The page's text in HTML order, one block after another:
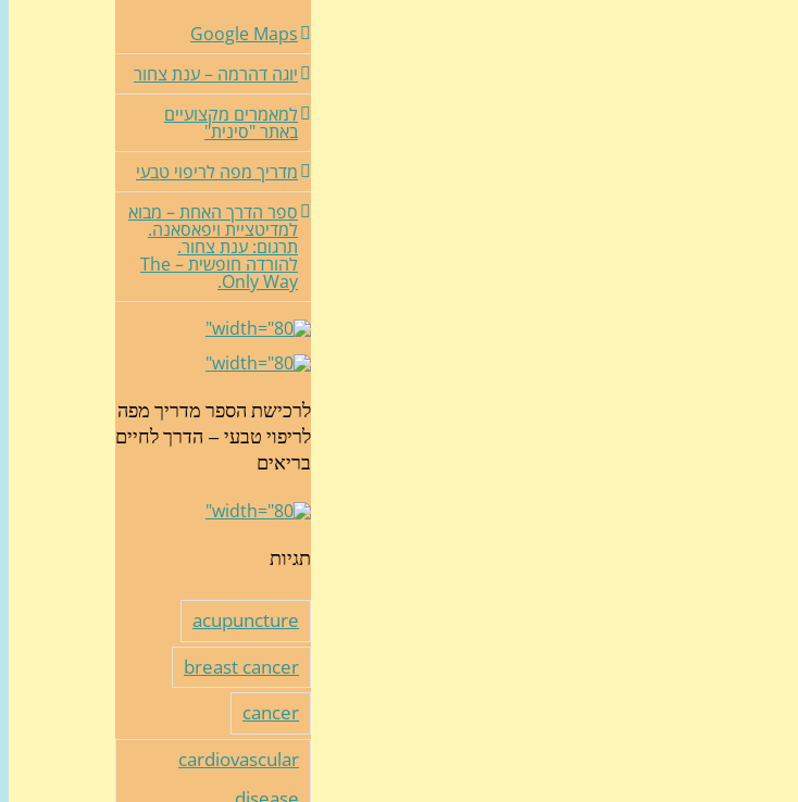
Google Maps
יוגה דהרמה – ענת צחור
למאמרים מקצועיים
באתר "סינית"
מדריך מפה לריפוי טבעי
ספר הדרך האחת – מבוא
למדיטציית ויפאסאנה.
תרגום: ענת צחור.
להורדה חופשית – The
Only Way.
לרכישת הספר מדריך מפה
לריפוי טבעי – הדרך לחיים
בריאים
תגיות
acupuncture
breast cancer
cancer
cardiovascular